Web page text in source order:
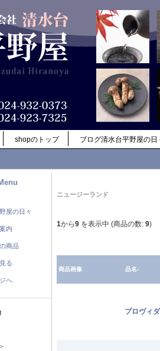
shopのトップ ブログ清水台平野屋の日
屋の日々
内
商品
る
へ
ニュージーランド
1から9 を表示中 (商品の数: 9)
商品画像 品名-
プロヴィ